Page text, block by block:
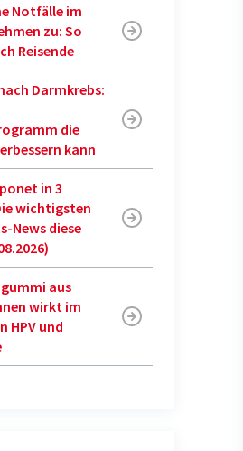
Notfälle im
zu: So
Reisende
Darmkrebs:
die
kann
in 3
wichtigsten
News diese
aus
wirkt im
HPV und